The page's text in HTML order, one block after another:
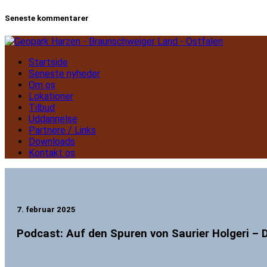
Seneste kommentarer
Geopark Harzen - Braunschweiger Land - Ostfalen
Startside
Seneste nyheder
Om os
Lokationer
Tilbud
Uddannelse
Partnere / Links
Downloads
Kontakt os
7. februar 2025
Podcast: Auf den Spuren von Saurier Holgeri –